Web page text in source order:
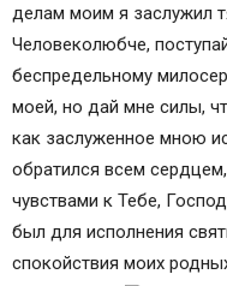
делам моим я заслужил
Человеколюбче,
беспредельному
моей, но дай мне силы,
как заслуженное мною
обратился всем
чувствами к Тебе,
был для исполнения
спокойствия моих